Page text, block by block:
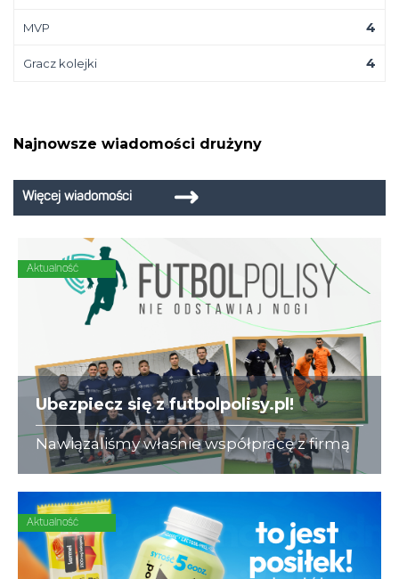
MVP 4
Gracz kolejki 4
Najnowsze wiadomości drużyny
Więcej wiadomości
Aktualność
Ubezpiecz się z futbolpolisy.pl!
Nawiązaliśmy właśnie współpracę z firmą
futbolpolisy.pl, która na co dzień zajmuje
się ubezpieczeniami dla piłkarzy-
amatorów.
Aktualność